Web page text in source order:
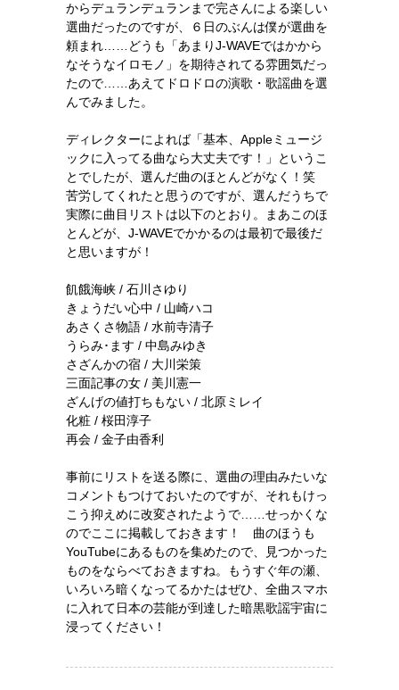
からデュランデュランまで完さんによる楽しい
選曲だったのですが、６日のぶんは僕が選曲を
頼まれ……どうも「あまりJ-WAVEではかから
なそうなイロモノ」を期待されてる雰囲気だっ
たので……あえてドロドロの演歌・歌謡曲を選
んでみました。
ディレクターによれば「基本、Appleミュージ
ックに入ってる曲なら大丈夫です！」というこ
とでしたが、選んだ曲のほとんどがなく！笑
苦労してくれたと思うのですが、選んだうちで
実際に曲目リストは以下のとおり。まあこのほ
とんどが、J-WAVEでかかるのは最初で最後だ
と思いますが！
飢餓海峡 / 石川さゆり
きょうだい心中 / 山崎ハコ
あさくさ物語 / 水前寺清子
うらみ･ます / 中島みゆき
さざんかの宿 / 大川栄策
三面記事の女 / 美川憲一
ざんげの値打ちもない / 北原ミレイ
化粧 / 桜田淳子
再会 / 金子由香利
事前にリストを送る際に、選曲の理由みたいな
コメントもつけておいたのですが、それもけっ
こう抑えめに改変されたようで……せっかくな
のでここに掲載しておきます！ 曲のほうも
YouTubeにあるものを集めたので、見つかった
ものをならべておきますね。もうすぐ年の瀬、
いろいろ暗くなってるかたはぜひ、全曲スマホ
に入れて日本の芸能が到達した暗黒歌謡宇宙に
浸ってください！